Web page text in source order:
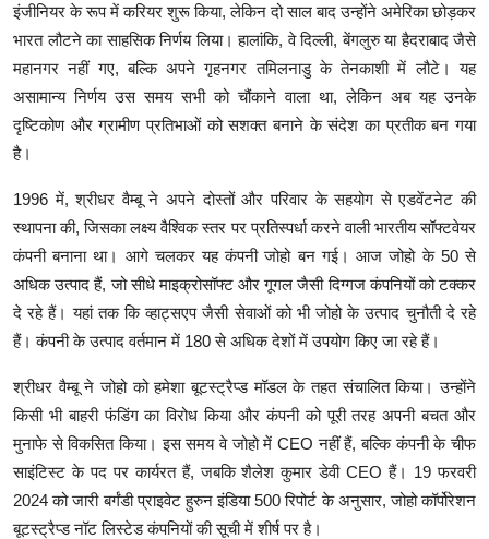
इंजीनियर के रूप में करियर शुरू किया, लेकिन दो साल बाद उन्होंने अमेरिका छोड़कर
भारत लौटने का साहसिक निर्णय लिया। हालांकि, वे दिल्ली, बेंगलुरु या हैदराबाद जैसे
महानगर नहीं गए, बल्कि अपने गृहनगर तमिलनाडु के तेनकाशी में लौटे। यह
असामान्य निर्णय उस समय सभी को चौंकाने वाला था, लेकिन अब यह उनके
दृष्टिकोण और ग्रामीण प्रतिभाओं को सशक्त बनाने के संदेश का प्रतीक बन गया
है।
1996 में, श्रीधर वैम्बू ने अपने दोस्तों और परिवार के सहयोग से एडवेंटनेट की
स्थापना की, जिसका लक्ष्य वैश्विक स्तर पर प्रतिस्पर्धा करने वाली भारतीय सॉफ्टवेयर
कंपनी बनाना था। आगे चलकर यह कंपनी जोहो बन गई। आज जोहो के 50 से
अधिक उत्पाद हैं, जो सीधे माइक्रोसॉफ्ट और गूगल जैसी दिग्गज कंपनियों को टक्कर
दे रहे हैं। यहां तक कि व्हाट्सएप जैसी सेवाओं को भी जोहो के उत्पाद चुनौती दे रहे
हैं। कंपनी के उत्पाद वर्तमान में 180 से अधिक देशों में उपयोग किए जा रहे हैं।
श्रीधर वैम्बू ने जोहो को हमेशा बूटस्ट्रैप्ड मॉडल के तहत संचालित किया। उन्होंने
किसी भी बाहरी फंडिंग का विरोध किया और कंपनी को पूरी तरह अपनी बचत और
मुनाफे से विकसित किया। इस समय वे जोहो में CEO नहीं हैं, बल्कि कंपनी के चीफ
साइंटिस्ट के पद पर कार्यरत हैं, जबकि शैलेश कुमार डेवी CEO हैं। 19 फरवरी
2024 को जारी बर्गंडी प्राइवेट हुरुन इंडिया 500 रिपोर्ट के अनुसार, जोहो कॉर्पोरेशन
बूटस्ट्रैप्ड नॉट लिस्टेड कंपनियों की सूची में शीर्ष पर है।